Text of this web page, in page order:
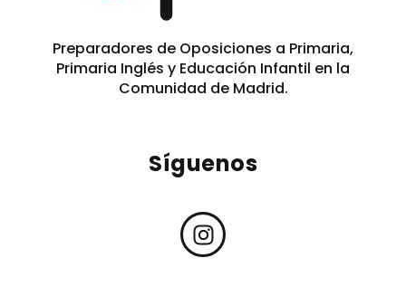
Preparadores de Oposiciones a Primaria,
Primaria Inglés y Educación Infantil en la
Comunidad de Madrid.
Síguenos